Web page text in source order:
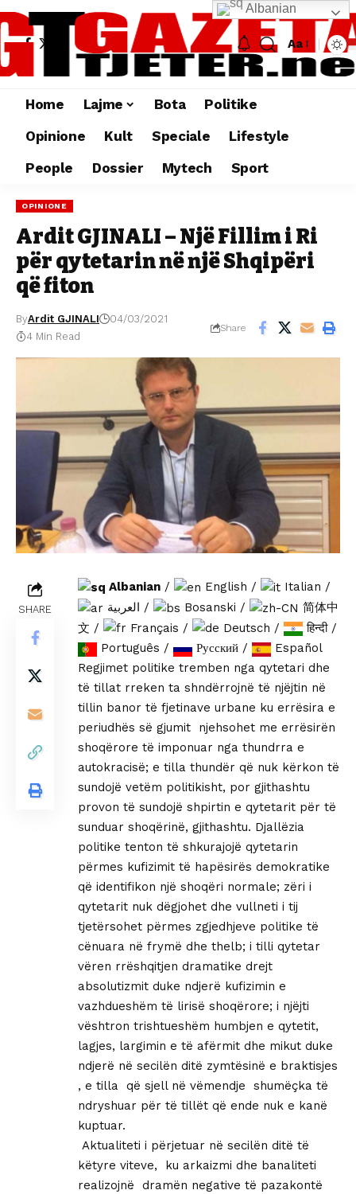
Aa
Home Lajme Bota
Politike
Opinione
Kult Speciale
Lifestyle
People
Dossier Mytech Sport
OPINIONE
Ardit GJINALI – Një Fillim i Ri
për qytetarin në një Shqipëri
që fiton
ByArdit GJINALI
04/03/2021
4 Min Read
Share
SHARE
Albanian / English / Italian /
العربية / Bosanski /
简体中
文 / Français / Deutsch / हिन्दी/
Português / Русский /
Español
Regjimet politike tremben nga qytetari dhe
të tillat rreken ta shndërrojnë të njëjtin në
tillin banor të fjetinave urbane ku errësira e
periudhës së gjumit njehsohet me errësirën
shoqërore të imponuar nga thundrra e
autokracisë; e tilla thundër që nuk kërkon të
sundojë vetëm politikisht, por gjithashtu
provon të sundojë shpirtin e qytetarit për të
sunduar shoqërinë, gjithashtu. Djallëzia
politike tenton të shkurajojë qytetarin
përmes kufizimit të hapësirës demokratike
që identifikon një shoqëri normale; zëri i
qytetarit nuk dëgjohet dhe vullneti i tij
tjetërsohet përmes zgjedhjeve politike të
cënuara në frymë dhe thelb; i tilli qytetar
vëren rrëshqitjen dramatike drejt
absolutizmit duke ndjerë kufizimin e
vazhdueshëm të lirisë shoqërore; i njëjti
vështron trishtueshëm humbjen e qytetit,
lagjes, largimin e të afërmit dhe mikut duke
ndjerë në secilën ditë zymtësinë e braktisjes
, e tilla që sjell në vëmendje shumëçka të
ndryshuar për të tillët që ende nuk e kanë
kuptuar.
Aktualiteti i përjetuar në secilën ditë të
këtyre viteve, ku arkaizmi dhe banaliteti
realizojnë dramën negative të pazakontë
Albanian